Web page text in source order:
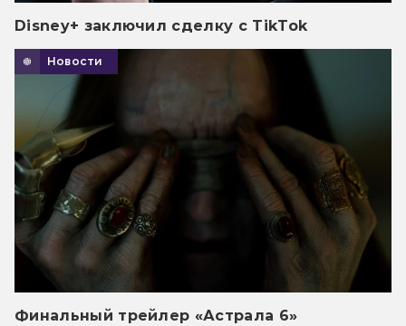
Disney+ заключил сделку с TikTok
Новости
Финальный трейлер «Астрала 6»